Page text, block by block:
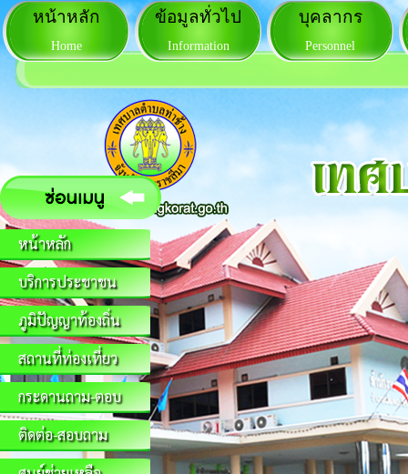
หน้าหลัก
บริการประชาชน
ภูมิปัญญาท้องถิ่น
สถานที่ท่องเที่ยว
กระดานถาม-ตอบ
ติดต่อ-สอบถาม
หน้าหลัก
Home
ข้อมูลทั่วไป
Information
บุคลากร
Personnel